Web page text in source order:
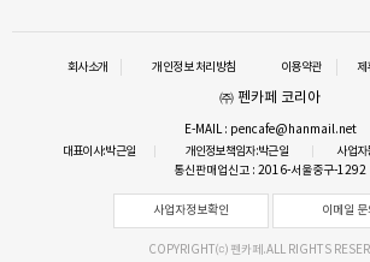
회사소개 개인정보 처리방침 이용약관 제
㈜ 펜카페 코리아
E-MAIL : pencafe@hanmail.net
대표이사:박근일
개인정보책임자:박근일
사업
통신판매업신고 : 2016-서울중구-1292
사업자정보확인 이메일 문
COPYRIGHT⒞ 펜카페.ALL RIGHTS